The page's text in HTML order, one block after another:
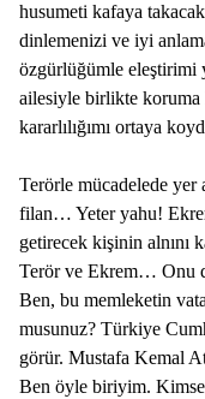
husumeti kafaya
dinlemenizi ve iyi
özgürlüğümle eleştirimi
ailesiyle birlikte koruma
kararlılığımı ortaya
Terörle mücadelede yer
filan… Yeter yahu!
getirecek kişinin alnını
Terör ve Ekrem… Onu
Ben, bu memleketin
musunuz? Türkiye
görür. Mustafa Kemal
Ben öyle biriyim. Kimse